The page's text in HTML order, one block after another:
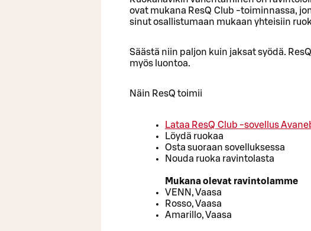
ovat mukana ResQ Club -toiminnassa,
sinut osallistumaan mukaan yhteisiin
Säästä niin paljon kuin jaksat syödä.
myös luontoa.
Näin ResQ toimii
Lataa ResQ Club -sovellus
Löydä ruokaa
Osta suoraan sovelluksessa
Nouda ruoka ravintolasta
Mukana olevat ravintolamme
VENN, Vaasa
Rosso, Vaasa
Amarillo, Vaasa